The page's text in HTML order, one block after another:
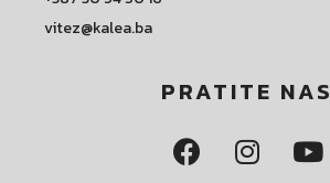
vitez@kalea.ba
PRATITE NAS